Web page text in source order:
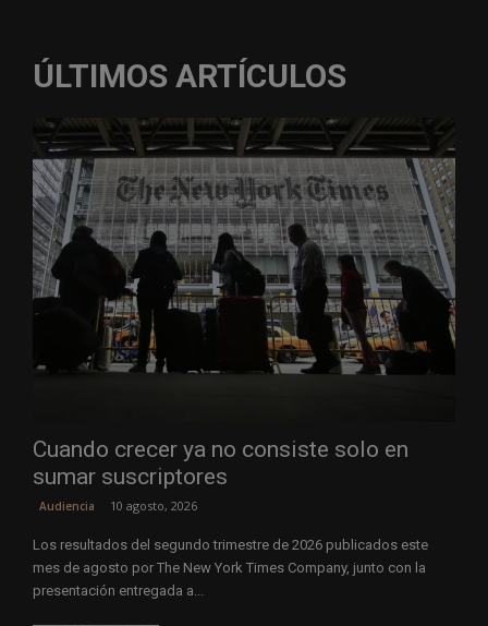
ÚLTIMOS ARTÍCULOS
Cuando crecer ya no consiste solo en
sumar suscriptores
Audiencia 10 agosto, 2026
Los resultados del segundo trimestre de 2026 publicados este
mes de agosto por The New York Times Company, junto con la
presentación entregada a...